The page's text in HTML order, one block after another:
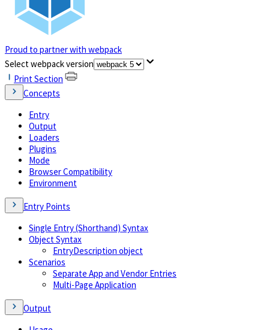
Proud to partner with webpack
(opens in a new tab)
Select webpack version
Print Section
Concepts
Entry
Output
Loaders
Plugins
Mode
Browser Compatibility
Environment
Entry Points
Single Entry (Shorthand) Syntax
Object Syntax
EntryDescription object
Scenarios
Separate App and Vendor Entries
Multi-Page Application
Output